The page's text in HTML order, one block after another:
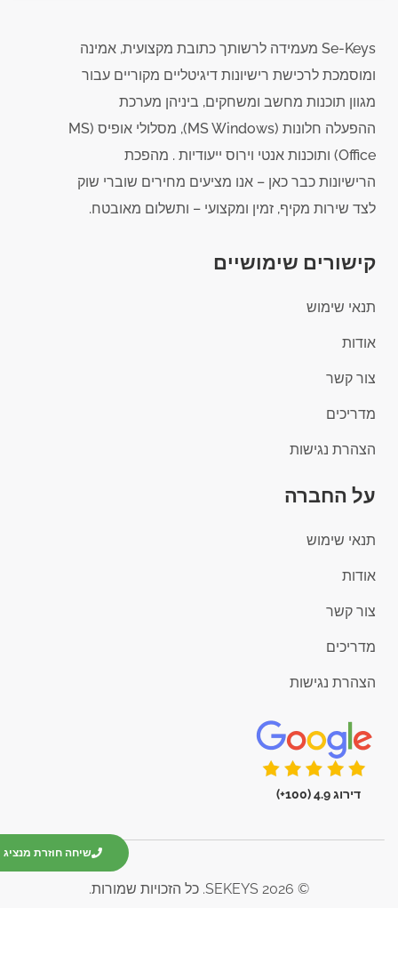
שיחה חוזרת מנציג
Se-Keys מעמידה לרשותך כתובת מקצועית, אמינה
ומוסמכת לרכישת רישיונות דיגיטליים מקוריים עבור
מגוון תוכנות מחשב ומשחקים, ביניהן מערכת
ההפעלה חלונות (MS Windows), מסלולי אופיס (MS
Office) ותוכנות אנטי וירוס ייעודיות . מהפכת
הרישיונות כבר כאן – אנו מציעים מחירים שוברי שוק
לצד שירות מקיף, זמין ומקצועי – ותשלום מאובטח.
קישורים שימושיים
תנאי שימוש
אודות
צור קשר
מדריכים
הצהרת נגישות
על החברה
תנאי שימוש
אודות
צור קשר
מדריכים
הצהרת נגישות
דירוג 4.9 (100+)
© 2026 SEKEYS. כל הזכויות שמורות.